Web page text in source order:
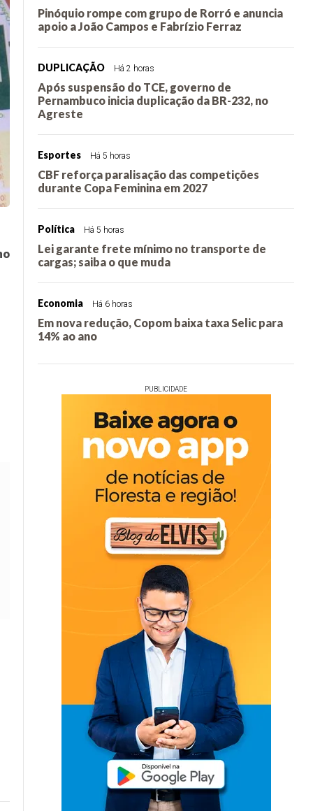
Pinóquio rompe com grupo de Rorró e anuncia
apoio a João Campos e Fabrízio Ferraz
DUPLICAÇÃO Há 2 horas
Após suspensão do TCE, governo de
Pernambuco inicia duplicação da BR-232, no
Agreste
Esportes Há 5 horas
CBF reforça paralisação das competições
durante Copa Feminina em 2027
Política Há 5 horas
Lei garante frete mínimo no transporte de
cargas; saiba o que muda
Economia Há 6 horas
Em nova redução, Copom baixa taxa Selic para
14% ao ano
PUBLICIDADE